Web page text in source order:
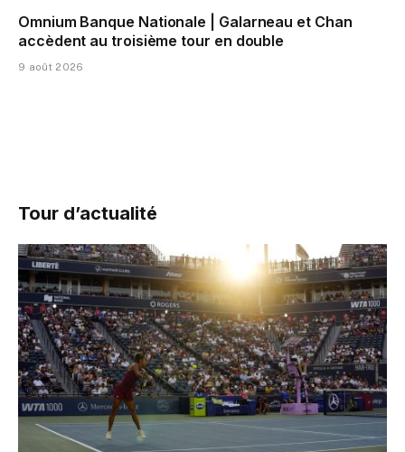
Omnium Banque Nationale | Galarneau et Chan
accèdent au troisième tour en double
9 août 2026
Tour d’actualité